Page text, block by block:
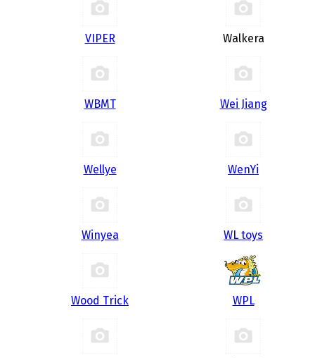
VIPER Walkera
WBMT Wei Jiang
Wellye WenYi
Winyea WL toys
Wood Trick WPL